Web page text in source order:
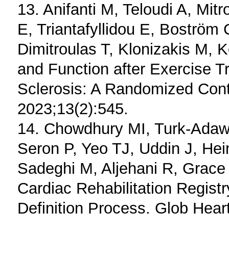
13. Anifanti M, Teloudi A,
E, Triantafyllidou E, Boström
Dimitroulas T, Klonizakis M,
and Function after Exercise
Sclerosis: A Randomized
2023;13(2):545.
14. Chowdhury MI, Turk-
Seron P, Yeo TJ, Uddin J,
Sadeghi M, Aljehani R,
Cardiac Rehabilitation
Definition Process. Glob